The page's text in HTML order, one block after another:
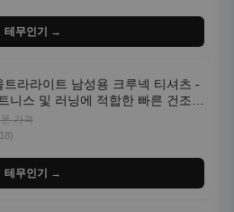
테무인기 →
트라라이트 남성용 크루넥 티셔츠 -
니스 및 러닝에 적합한 빠른 건조,
수분 흡수 반팔 운동복
가격
테무인기 →